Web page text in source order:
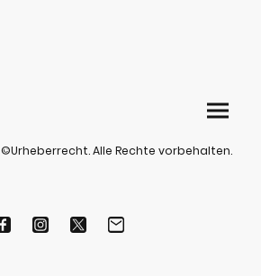
©Urheberrecht. Alle Rechte vorbehalten.